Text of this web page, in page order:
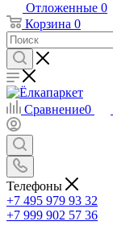
Отложенные 0
Корзина 0
Сравнение0
Телефоны
+7 495 979 93 32
+7 999 902 57 36